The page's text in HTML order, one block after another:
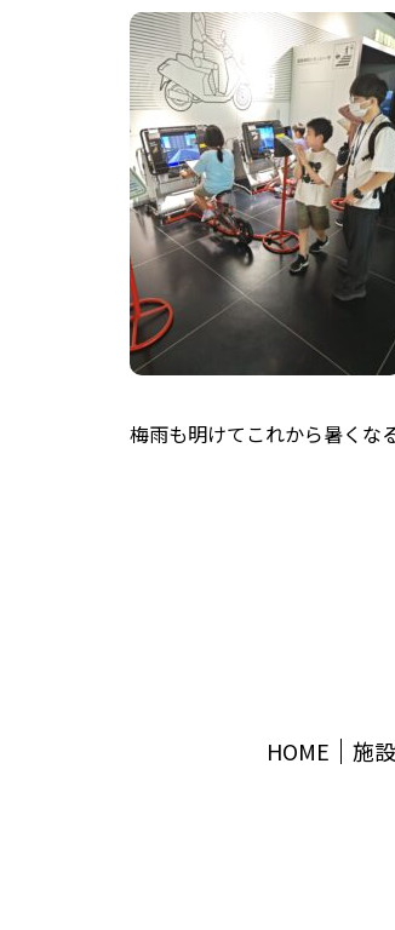
梅雨も明けてこれから暑くな
HOME 施